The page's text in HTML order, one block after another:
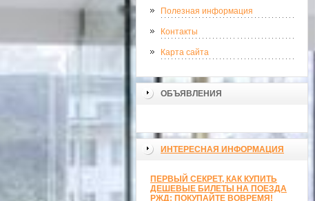
Полезная информация
Контакты
Карта сайта
ОБЪЯВЛЕНИЯ
ИНТЕРЕСНАЯ ИНФОРМАЦИЯ
ПЕРВЫЙ СЕКРЕТ, КАК КУПИТЬ
ДЕШЕВЫЕ БИЛЕТЫ НА ПОЕЗДА
РЖД: ПОКУПАЙТЕ ВОВРЕМЯ!